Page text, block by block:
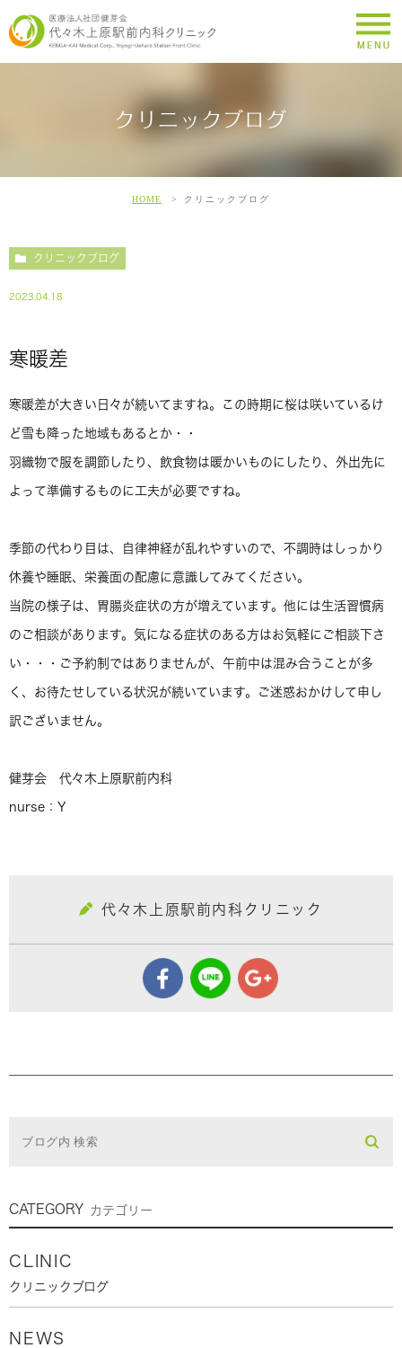
クリニックブログ
HOME クリニックブログ
クリニックブログ
2023.04.18
寒暖差
寒暖差が大きい日々が続いてますね。この時期に桜は咲いているけ
ど雪も降った地域もあるとか・・
羽織物で服を調節したり、飲食物は暖かいものにしたり、外出先に
よって準備するものに工夫が必要ですね。
季節の代わり目は、自律神経が乱れやすいので、不調時はしっかり
休養や睡眠、栄養面の配慮に意識してみてください。
当院の様子は、胃腸炎症状の方が増えています。他には生活習慣病
のご相談があります。気になる症状のある方はお気軽にご相談下さ
い・・・ご予約制ではありませんが、午前中は混み合うことが多
く、お待たせしている状況が続いています。ご迷惑おかけして申し
訳ございません。
健芽会 代々木上原駅前内科
nurse：Y
代々木上原駅前内科クリニック
CATEGORY カテゴリー
CLINIC
クリニックブログ
NEWS